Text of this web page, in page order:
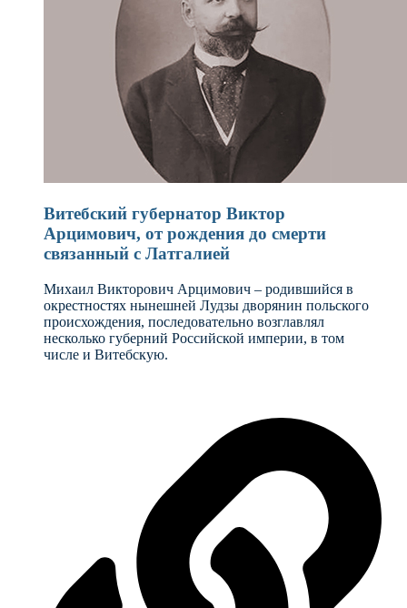
Витебский губернатор Виктор
Арцимович, от рождения до смерти
связанный с Латгалией
Михаил Викторович Арцимович – родившийся в
окрестностях нынешней Лудзы дворянин польского
происхождения, последовательно возглавлял
несколько губерний Российской империи, в том
числе и Витебскую.